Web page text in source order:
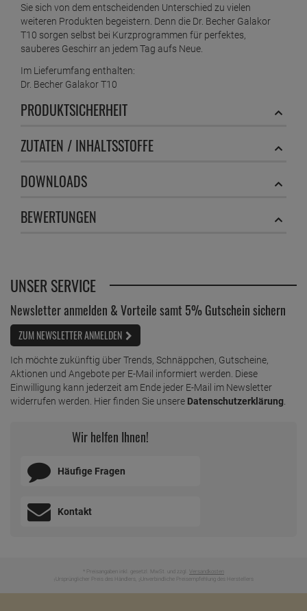
Sie sich von dem entscheidenden Unterschied zu vielen
weiteren Produkten begeistern. Denn die Dr. Becher Galakor
T10 sorgen selbst bei Kurzprogrammen für perfektes,
sauberes Geschirr an jedem Tag aufs Neue.
Im Lieferumfang enthalten:
Dr. Becher Galakor T10
PRODUKTSICHERHEIT
ZUTATEN / INHALTSSTOFFE
DOWNLOADS
BEWERTUNGEN
UNSER SERVICE
Newsletter anmelden & Vorteile samt 5% Gutschein sichern
ZUM NEWSLETTER ANMELDEN
Ich möchte zukünftig über Trends, Schnäppchen, Gutscheine,
Aktionen und Angebote per E-Mail informiert werden. Diese
Einwilligung kann jederzeit am Ende jeder E-Mail im Newsletter
widerrufen werden. Hier finden Sie unsere Datenschutzerklärung
Wir helfen Ihnen!
Häufige Fragen
Kontakt
* Preisangaben inkl. gesetzl. MwSt. und zzgl. Versandkosten
Ursprünglicher Preis des Händlers, Unverbindliche Preisempfehlung des Herstellers